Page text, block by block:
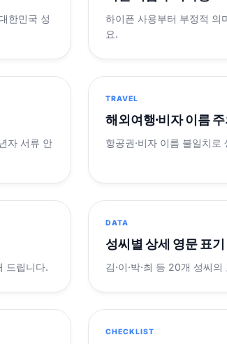
한민국 성
하이픈 사용부터 부정적 의
요.
자 서류 안
TRAVEL
해외여행·비자 이름
항공권·비자 이름 불일치로
드립니다.
DATA
성씨별 상세 영문 표
김·이·박·최 등 20개 성씨
CHECKLIST